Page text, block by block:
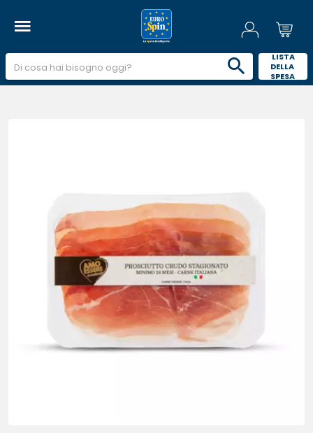
LISTA
DELLA
SPESA